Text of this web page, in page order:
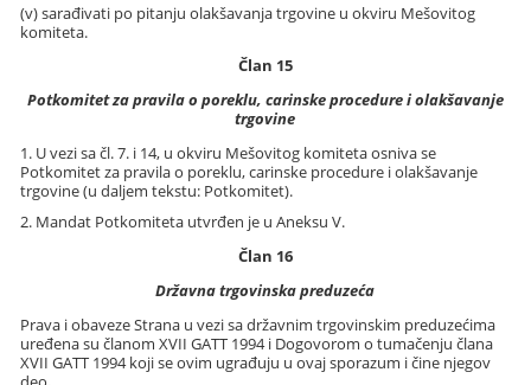
(v) sarađivati po pitanju olakšavanja trgovine u okviru Mešovitog
komiteta.
Član 15
Potkomitet za pravila o poreklu, carinske procedure i olakšavanje
trgovine
1. U vezi sa čl. 7. i 14, u okviru Mešovitog komiteta osniva se
Potkomitet za pravila o poreklu, carinske procedure i olakšavanje
trgovine (u daljem tekstu: Potkomitet).
2. Mandat Potkomiteta utvrđen je u Aneksu V.
Član 16
Državna trgovinska preduzeća
Prava i obaveze Strana u vezi sa državnim trgovinskim preduzećima
uređena su članom XVII GATT 1994 i Dogovorom o tumačenju člana
XVII GATT 1994 koji se ovim ugrađuju u ovaj sporazum i čine njegov